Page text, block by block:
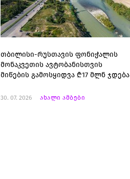
თბილისი-რუსთავის ფონიჭალის
მონაკვეთის ავტობანისთვის
მიწების გამოსყიდვა ₾17 მლნ ჯდება
30. 07. 2026 ახალი ამბები